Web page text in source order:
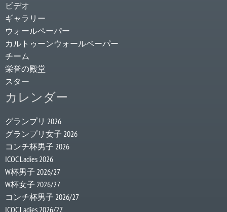
ビデオ
ギャラリー
ウォールペーパー
カルトゥーンウォールペーパー
チーム
栄誉の殿堂
スター
カレンダー
グランプリ 2026
グランプリ女子 2026
コンチ杯男子 2026
ICOC Ladies 2026
W杯男子 2026/27
W杯女子 2026/27
コンチ杯男子 2026/27
ICOC Ladies 2026/27